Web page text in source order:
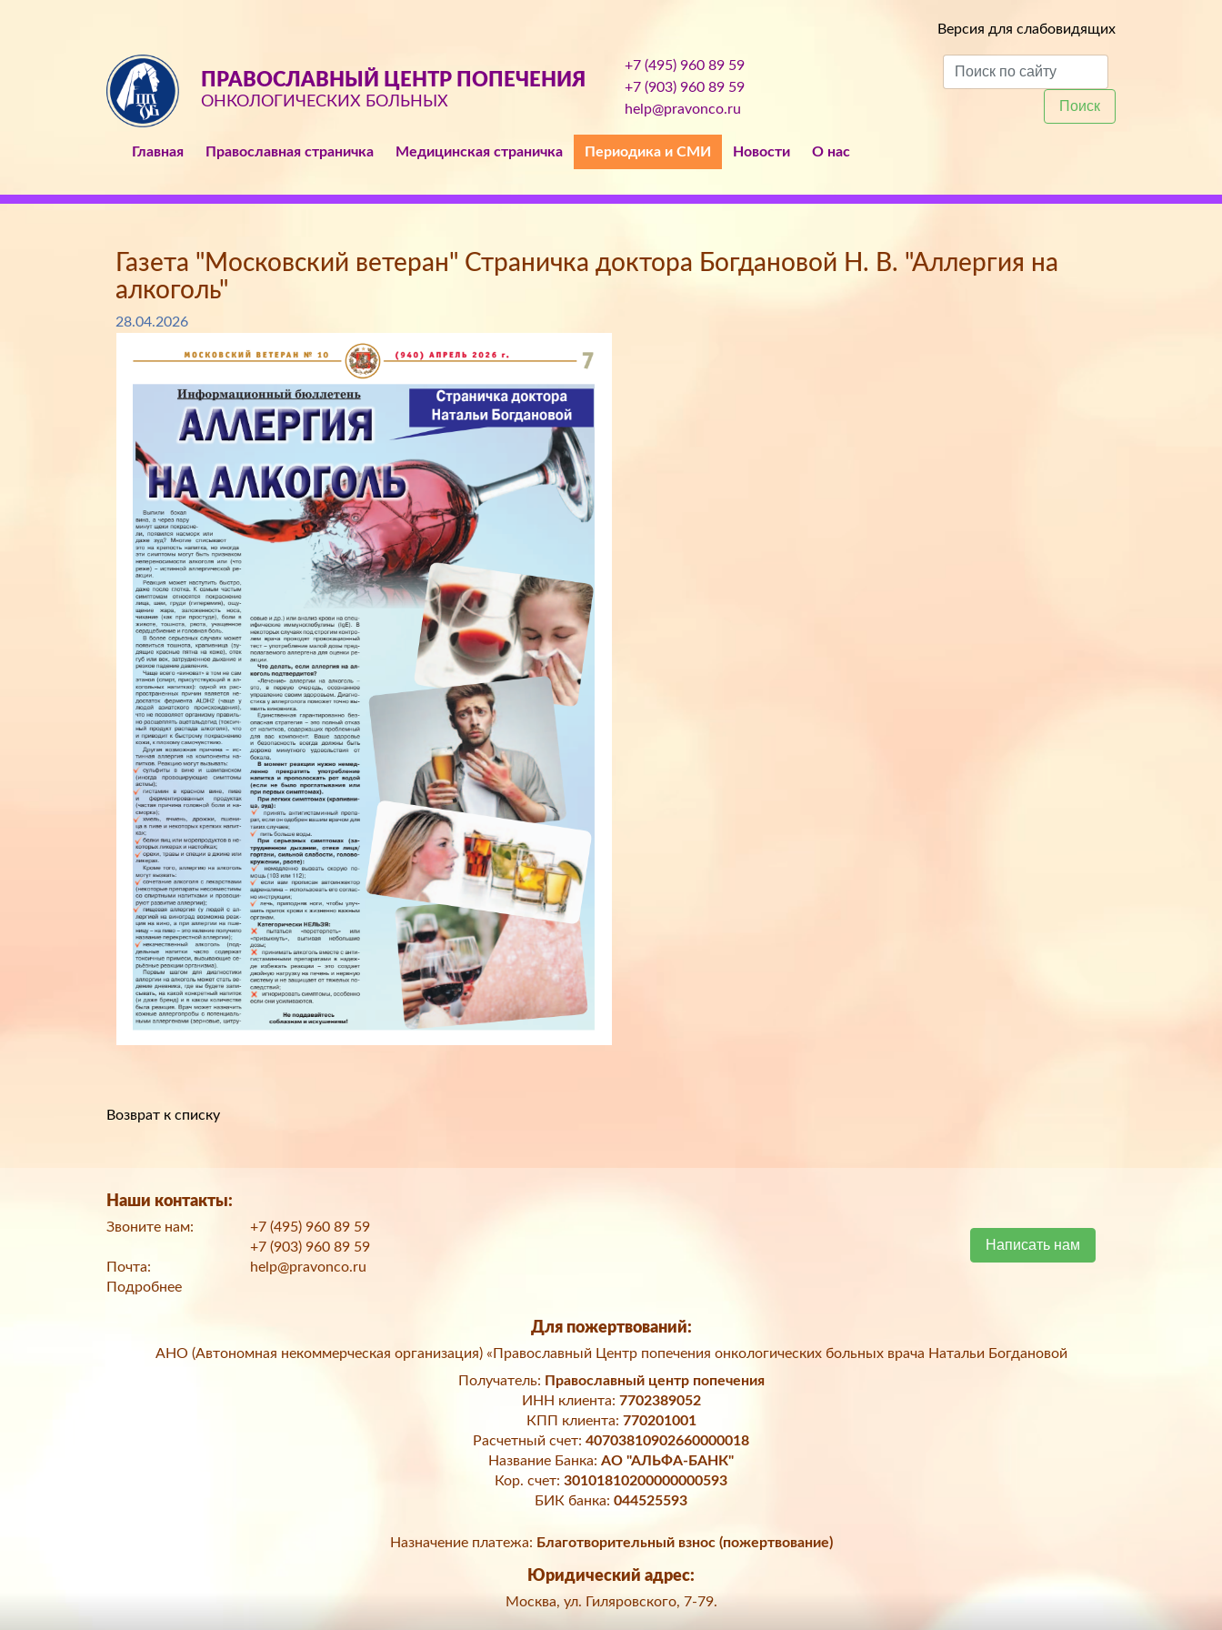
Версия для слабовидящих
ПРАВОСЛАВНЫЙ ЦЕНТР ПОПЕЧЕНИЯ
ОНКОЛОГИЧЕСКИХ БОЛЬНЫХ
+7 (495) 960 89 59
+7 (903) 960 89 59
help@pravonco.ru
Поиск
Главная Православная страничка Медицинская страничка Периодика и СМИ Новости О нас
Газета "Московский ветеран" Страничка доктора Богдановой Н. В. "Аллергия на
алкоголь"
28.04.2026
Возврат к списку
Наши контакты:
Звоните нам:
+7 (495) 960 89 59
+7 (903) 960 89 59
Почта:
help@pravonco.ru
Подробнее
Написать нам
Для пожертвований:
АНО (Автономная некоммерческая организация) «Православный Центр попечения онкологических больных врача Натальи Богдановой
Получатель: Православный центр попечения
ИНН клиента: 7702389052
КПП клиента: 770201001
Расчетный счет: 40703810902660000018
Название Банка: АО "АЛЬФА-БАНК"
Кор. счет: 30101810200000000593
БИК банка: 044525593
Назначение платежа: Благотворительный взнос (пожертвование)
Юридический адрес:
Москва, ул. Гиляровского, 7-79.